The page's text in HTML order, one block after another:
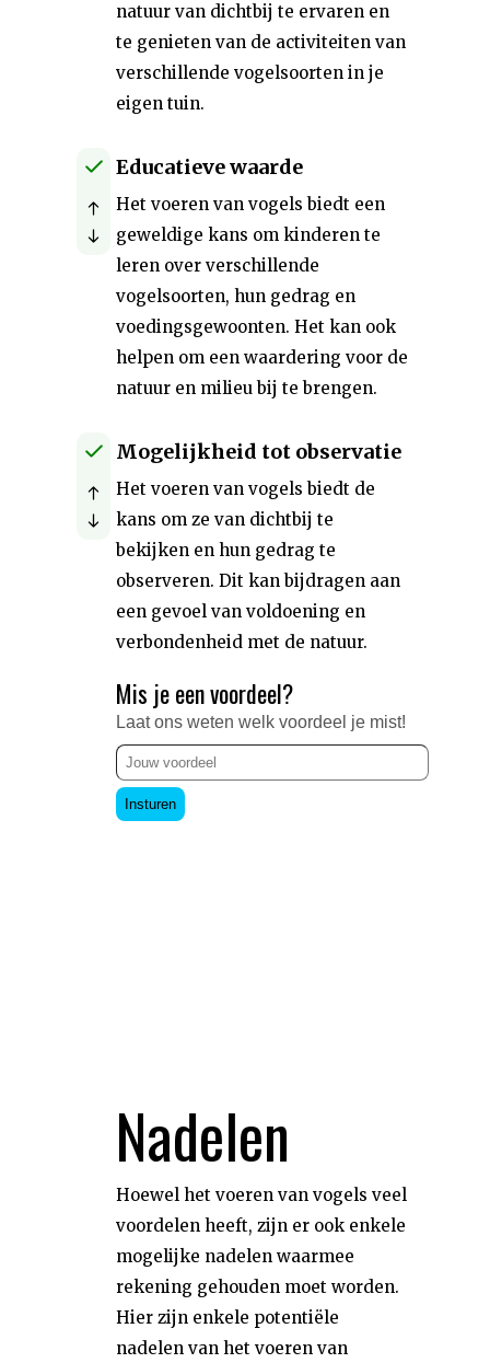
natuur van dichtbij te ervaren en
te genieten van de activiteiten van
verschillende vogelsoorten in je
eigen tuin.
Educatieve waarde
Het voeren van vogels biedt een
geweldige kans om kinderen te
leren over verschillende
vogelsoorten, hun gedrag en
voedingsgewoonten. Het kan ook
helpen om een ​​waardering voor de
natuur en milieu bij te brengen.
Mogelijkheid tot observatie
Het voeren van vogels biedt de
kans om ze van dichtbij te
bekijken en hun gedrag te
observeren. Dit kan bijdragen aan
een gevoel van voldoening en
verbondenheid met de natuur.
Mis je een voordeel?
Laat ons weten welk voordeel je mist!
Insturen
Nadelen
Hoewel het voeren van vogels veel
voordelen heeft, zijn er ook enkele
mogelijke nadelen waarmee
rekening gehouden moet worden.
Hier zijn enkele potentiële
nadelen van het voeren van